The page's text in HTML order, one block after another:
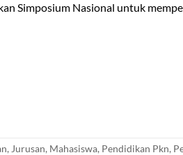
Simposium Nasional untuk
, Jurusan, Mahasiswa, Pendidikan Pkn,